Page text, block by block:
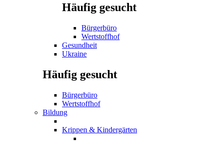
Häufig gesucht
Bürgerbüro
Wertstoffhof
Gesundheit
Ukraine
Häufig gesucht
Bürgerbüro
Wertstoffhof
Bildung
Krippen & Kindergärten